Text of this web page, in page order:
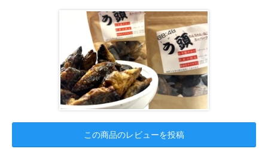
この商品のレビューを投稿